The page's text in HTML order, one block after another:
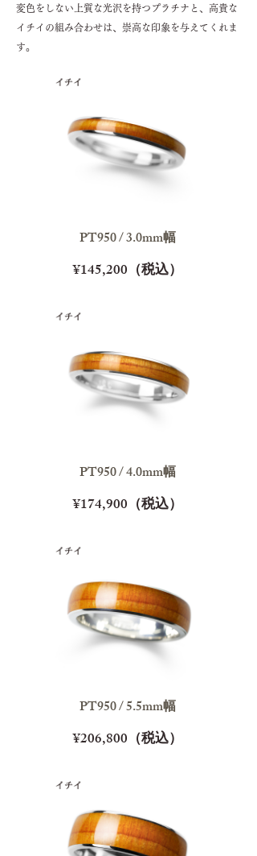
変色をしない上質な光沢を持つプラチナと、高貴な
イチイの組み合わせは、崇高な印象を与えてくれま
す。
PT950 / 3.0mm幅
¥145,200（税込）
PT950 / 4.0mm幅
¥174,900（税込）
PT950 / 5.5mm幅
¥206,800（税込）